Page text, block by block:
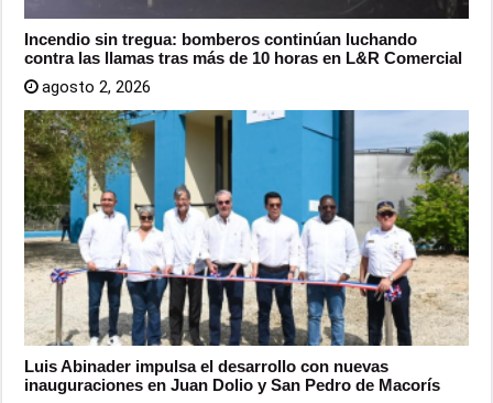
Incendio sin tregua: bomberos continúan luchando
contra las llamas tras más de 10 horas en L&R Comercial
agosto 2, 2026
Luis Abinader impulsa el desarrollo con nuevas
inauguraciones en Juan Dolio y San Pedro de Macorís